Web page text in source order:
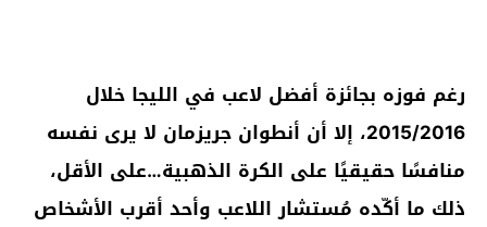
رغم فوزه بجائزة أفضل لاعب في الليجا خلال
2015/2016، إلا أن أنطوان جريزمان لا يرى نفسه
منافسًا حقيقيًا على الكرة الذهبية…على الأقل،
ذلك ما أكّده مُستشار اللاعب وأحد أقرب الأشخاص